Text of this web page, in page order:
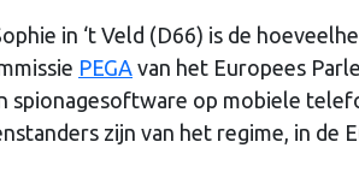
in ‘t Veld (D66) is de
PEGA van het Europees
spionagesoftware op mobiele
zijn van het regime, in de